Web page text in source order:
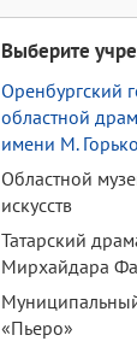
Выберите
Оренбургский
областной
имени М.
Областной
искусств
Татарский
Мирхайдара
«Пьеро»